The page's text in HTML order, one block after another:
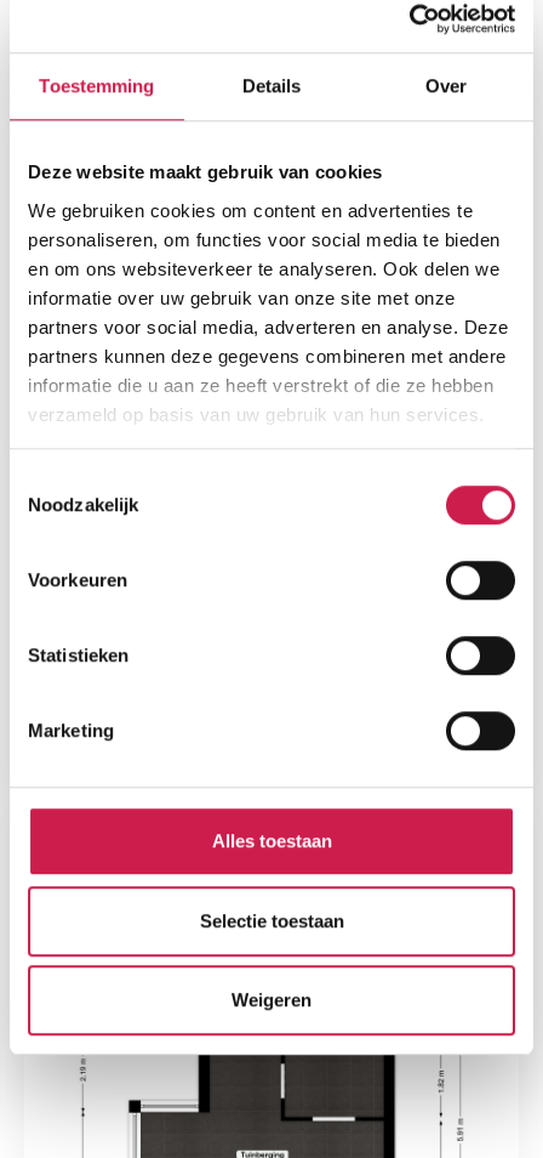
Toestemming Details Over
Deze website maakt gebruik van cookies
We gebruiken cookies om content en advertenties te
personaliseren, om functies voor social media te bieden
en om ons websiteverkeer te analyseren. Ook delen we
informatie over uw gebruik van onze site met onze
partners voor social media, adverteren en analyse. Deze
partners kunnen deze gegevens combineren met andere
informatie die u aan ze heeft verstrekt of die ze hebben
verzameld op basis van uw gebruik van hun services.
Noodzakelijk
Voorkeuren
Statistieken
Marketing
Alles toestaan
Selectie toestaan
Weigeren